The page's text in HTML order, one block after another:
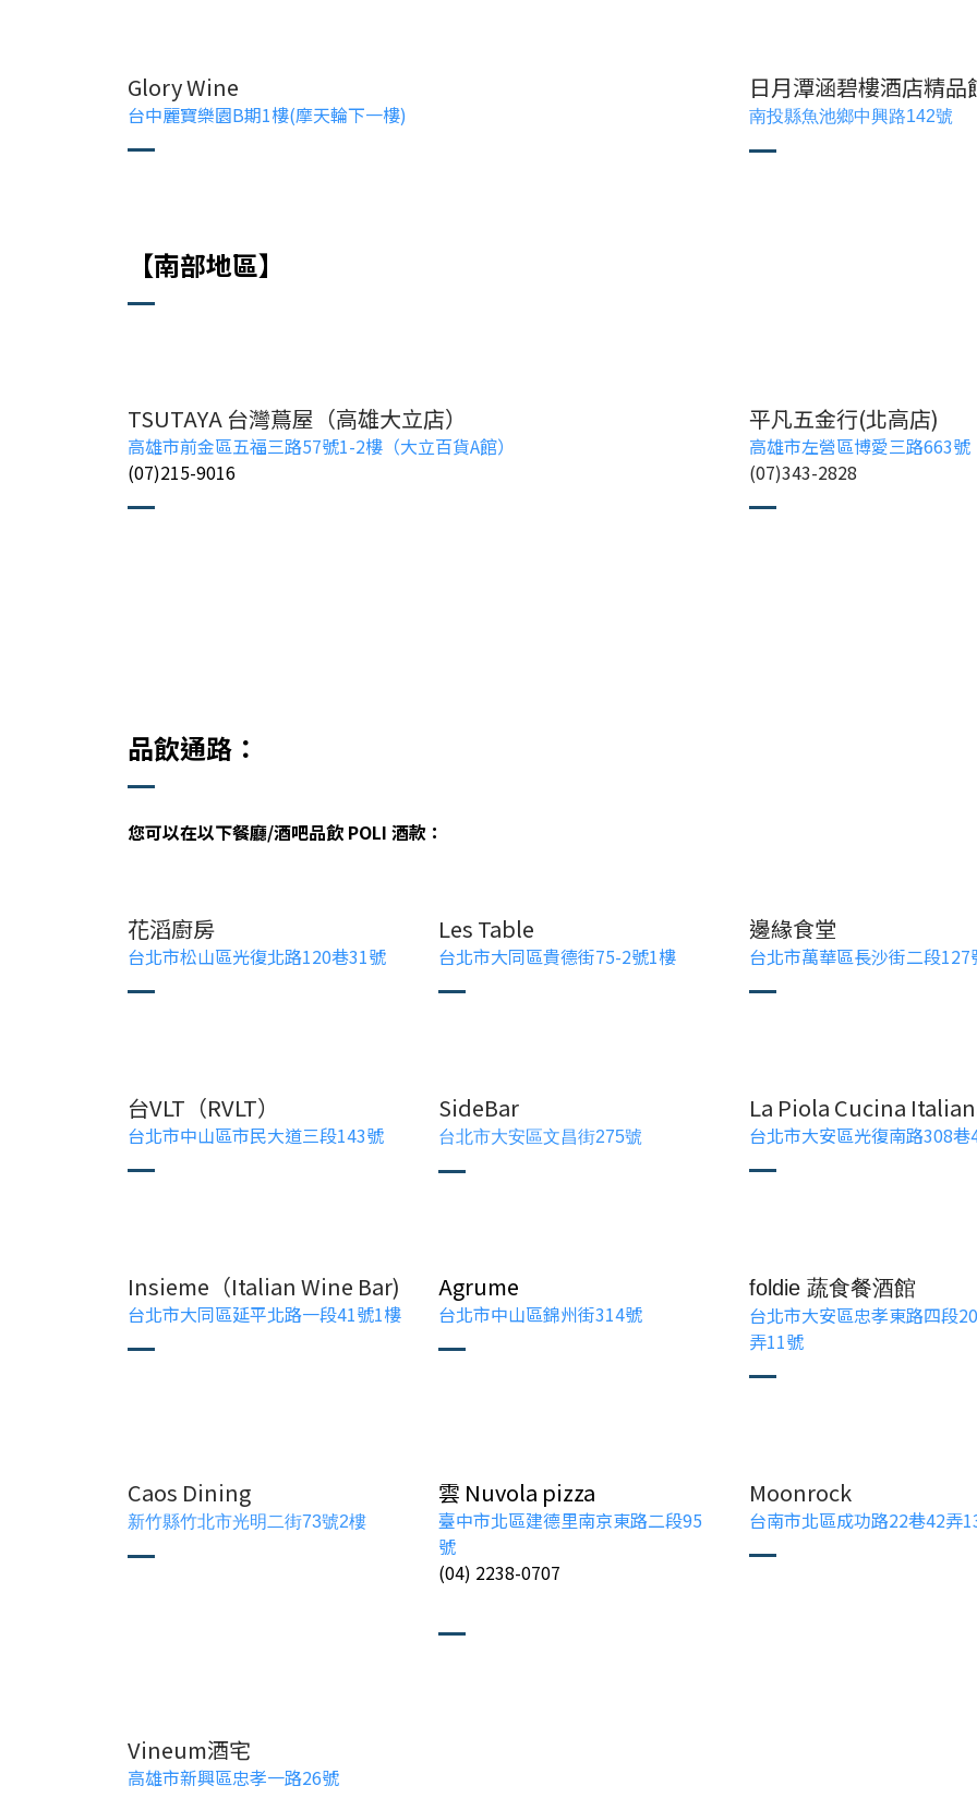
Glory Wine
台中麗寶樂園B期1樓(摩天輪下一樓)
日月潭涵碧樓酒店精品
南投縣魚池鄉中興路142號
【南部地區】
TSUTAYA 台灣蔦屋（高雄大立店）
高雄市前金區五福三路57號1-2樓（大立百貨A館）
(07)215-9016
平凡五金行(北高店)
高雄市左營區博愛三路663號
(07)343-2828
品飲通路：
您可以在以下餐廳/酒吧品飲 POLI 酒款：
花滔廚房
台北市松山區光復北路120巷31號
Les Table
台北市大同區貴德街75-2號1樓
邊緣食堂
台北市萬華區長沙街二段127
台VLT（RVLT）
台北市中山區市民大道三段143號
SideBar
台北市大安區文昌街275號
La Piola Cucina
台北市大安區光復南路308巷
Insieme（Italian Wine Bar)
台北市大同區延平北路一段41號1樓
Agrume
台北市中山區錦州街314號
foldie 蔬食餐酒館
台北市大安區忠孝東路四段
弄11號
Caos Dining
新竹縣竹北市光明二街73號2樓
雲 Nuvola pizza
臺中市北區建德里南京東路二段95
號
(04) 2238-0707
Moonrock
台南市北區成功路22巷42弄
Vineum酒宅
高雄市新興區忠孝一路26號